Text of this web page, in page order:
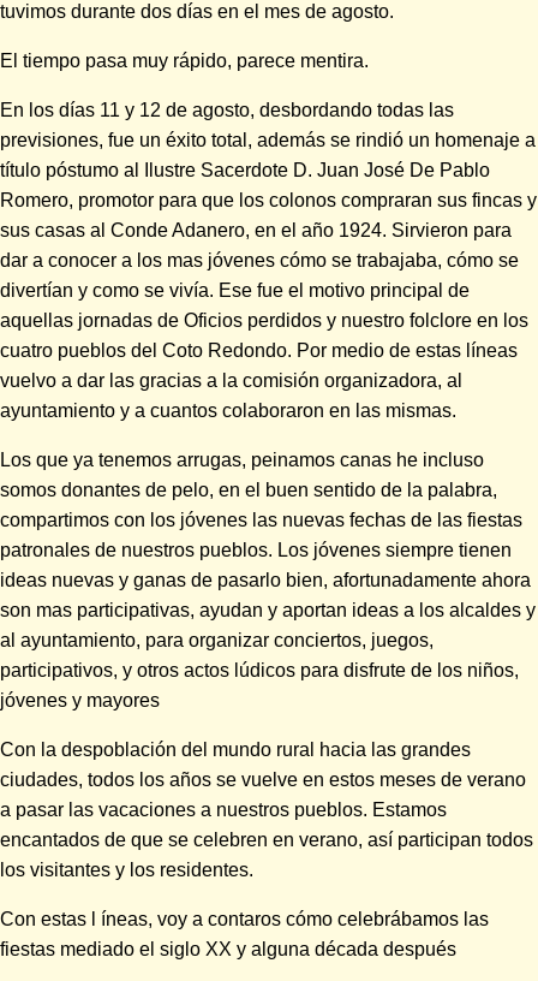
tuvimos durante dos días en el mes de agosto.
El tiempo pasa muy rápido, parece mentira.
En los días 11 y 12 de agosto, desbordando todas las
previsiones, fue un éxito total, además se rindió un homenaje a
título póstumo al Ilustre Sacerdote D. Juan José De Pablo
Romero, promotor para que los colonos compraran sus fincas y
sus casas al Conde Adanero, en el año 1924. Sirvieron para
dar a conocer a los mas jóvenes cómo se trabajaba, cómo se
divertían y como se vivía. Ese fue el motivo principal de
aquellas jornadas de Oficios perdidos y nuestro folclore en los
cuatro pueblos del Coto Redondo. Por medio de estas líneas
vuelvo a dar las gracias a la comisión organizadora, al
ayuntamiento y a cuantos colaboraron en las mismas.
Los que ya tenemos arrugas, peinamos canas he incluso
somos donantes de pelo, en el buen sentido de la palabra,
compartimos con los jóvenes las nuevas fechas de las fiestas
patronales de nuestros pueblos. Los jóvenes siempre tienen
ideas nuevas y ganas de pasarlo bien, afortunadamente ahora
son mas participativas, ayudan y aportan ideas a los alcaldes y
al ayuntamiento, para organizar conciertos, juegos,
participativos, y otros actos lúdicos para disfrute de los niños,
jóvenes y mayores
Con la despoblación del mundo rural hacia las grandes
ciudades, todos los años se vuelve en estos meses de verano
a pasar las vacaciones a nuestros pueblos. Estamos
encantados de que se celebren en verano, así participan todos
los visitantes y los residentes.
Con estas l íneas, voy a contaros cómo celebrábamos las
fiestas mediado el siglo XX y alguna década después